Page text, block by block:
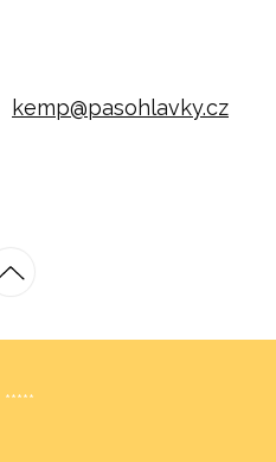
kemp@pasohlavky.cz
*****